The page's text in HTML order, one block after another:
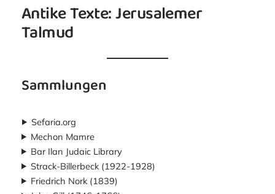
Antike Texte: Jerusalemer
Talmud
Sammlungen
Sefaria.org
Mechon Mamre
Bar Ilan Judaic Library
Strack-Billerbeck (1922-1928)
Friedrich Nork (1839)